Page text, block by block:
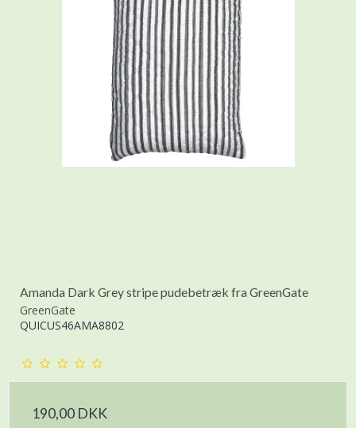
Amanda Dark Grey stripe pudebetræk fra GreenGate
GreenGate
QUICUS46AMA8802
190,00 DKK